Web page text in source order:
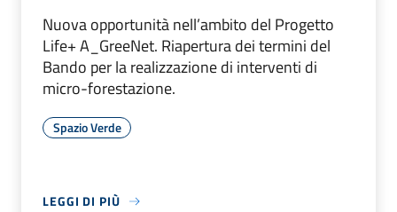
Nuova opportunità nell’ambito del Progetto
Life+ A_GreeNet. Riapertura dei termini del
Bando per la realizzazione di interventi di
micro-forestazione.
Spazio Verde
LEGGI DI PIÙ